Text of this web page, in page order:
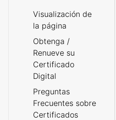
Visualización de
la página
Obtenga /
Renueve su
Certificado
Digital
Preguntas
Frecuentes sobre
Certificados